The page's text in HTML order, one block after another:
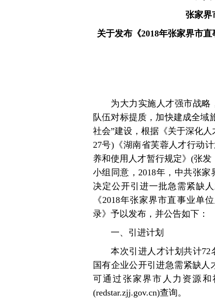
张家界
关于发布《2018年张家界市
为大力实施人才强市战略
队伍对标提质，加快建成全域
社会”建设，根据《关于深化人
27号)《湖南省芙蓉人才行动
养和使用人才暂行规定》(张
小组同意，2018年，中共张
决定公开引进一批急需紧缺
《2018年张家界市直事业单
录》予以发布，并公告如下：
一、引进计划
本次引进人才计划共计72
国有企业公开引进急需紧缺
可通过张家界市人力资源和
(redstar.zjj.gov.cn)查询。